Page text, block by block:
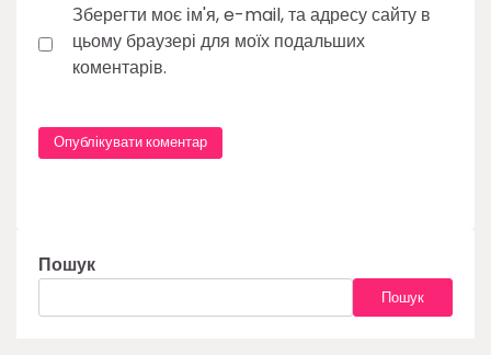
Зберегти моє ім'я, e-mail, та адресу сайту в
цьому браузері для моїх подальших
коментарів.
Пошук
Пошук